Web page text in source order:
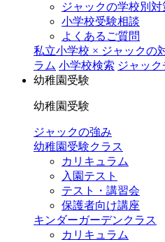
ジャックの学校別対
小学校受験相談
よくあるご質問
私立小学校 × ジャックの
ラム 小学校検索 ジャッ
幼稚園受験
幼稚園受験
ジャックの強み
幼稚園受験クラス
カリキュラム
入園テスト
テスト・講習会
保護者向け講座
キンダーガーデンクラス
カリキュラム